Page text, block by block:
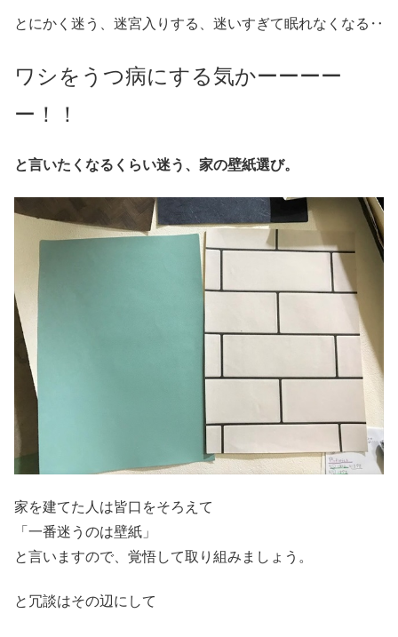
とにかく迷う、迷宮入りする、迷いすぎて眠れなくなる‥
ワシをうつ病にする気かーーーー
ー！！
と言いたくなるくらい迷う、家の壁紙選び。
家を建てた人は皆口をそろえて
「一番迷うのは壁紙」
と言いますので、覚悟して取り組みましょう。
と冗談はその辺にして